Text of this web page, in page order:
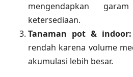
mengendapkan
ketersediaan.
Tanaman pot & indoor:
rendah karena volume
akumulasi lebih besar.